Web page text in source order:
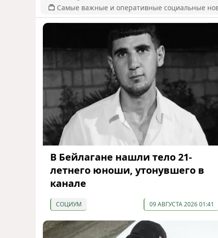
Самые важные и оперативные социальные
В Бейлагане нашли тело 21-
летнего юноши, утонувшего в
канале
СОЦИУМ 09 АВГУСТА 2026 01:41